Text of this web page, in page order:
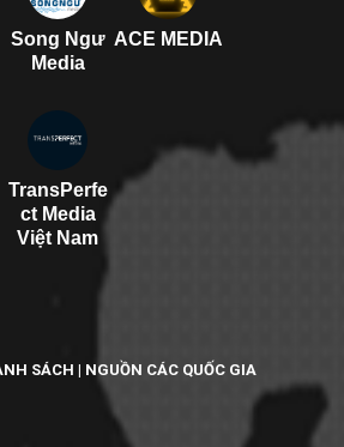
Song Ngư
Media
ACE MEDIA
TransPerfe
ct Media
Việt Nam
SÁCH | NGUỒN CÁC QUỐC GIA